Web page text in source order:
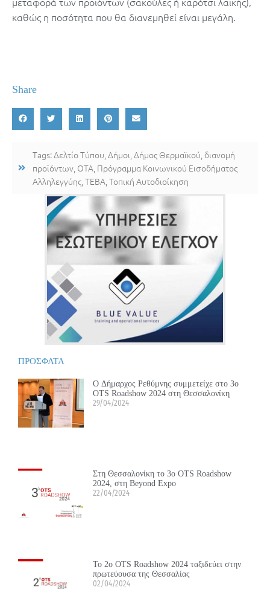
καθώς η ποσότητα που θα διανεμηθεί είναι μεγάλη.
Share
Tags:Δελτίο Τύπου Δήμοι Δήμος Θερμαϊκού διανομή
προϊόντων ΟΤΑ Πρόγραμμα Κοινωνικού Εισοδήματος
Αλληλεγγύης ΤΕΒΑ Τοπική Αυτοδιοίκηση
ΠΡΟΣΦΑΤΑ
Ο Δήμαρχος Ρεθύμνης συμμετείχε στο 3ο
OTS Roadshow 2024 στη Θεσσαλονίκη
29/04/2024
Στη Θεσσαλονίκη το 3ο OTS Roadshow
2024, στη Beyond Expo
22/04/2024
Το 2ο OTS Roadshow 2024 ταξιδεύει στην
πρωτεύουσα της Θεσσαλίας
02/04/2024